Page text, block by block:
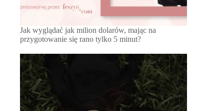
Jak wyglądać jak milion dolarów, mając na
przygotowanie się rano tylko 5 minut?